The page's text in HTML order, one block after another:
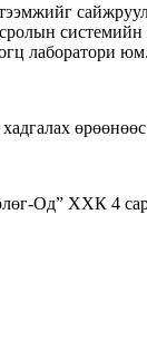
лаборатори юм.
Од” ХХК 4